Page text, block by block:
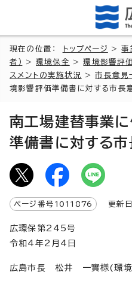
現在の位置： トップページ >事
者）
>環境保全 >環境影響評価
スメントの実施状況
>市長意見
境影響評価準備書に対する市長
南工場建替事業
準備書に対する市
ページ番号 1011876 更新
広環保第245号
令和4年2月4日
広島市長 松井 一實様(環境